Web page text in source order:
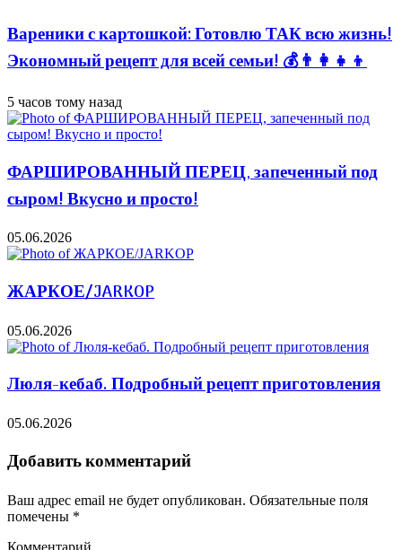
Вареники с картошкой: Готовлю ТАК всю жизнь!
Экономный рецепт для всей семьи! 💰👨👩👧👦
5 часов тому назад
ФАРШИРОВАННЫЙ ПЕРЕЦ, запеченный под
сыром! Вкусно и просто!
05.06.2026
ЖАРКОЕ/JARKOP
05.06.2026
Люля-кебаб. Подробный рецепт приготовления
05.06.2026
Добавить комментарий
Ваш адрес email не будет опубликован. Обязательные поля
помечены *
Комментарий